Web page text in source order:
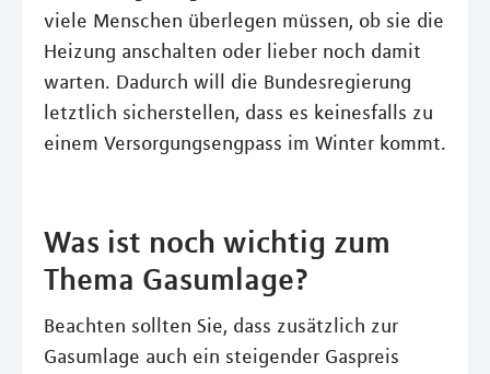
viele Menschen überlegen müssen, ob sie die
Heizung anschalten oder lieber noch damit
warten. Dadurch will die Bundesregierung
letztlich sicherstellen, dass es keinesfalls zu
einem Versorgungsengpass im Winter kommt.
Was ist noch wichtig zum
Thema Gasumlage?
Beachten sollten Sie, dass zusätzlich zur
Gasumlage auch ein steigender Gaspreis